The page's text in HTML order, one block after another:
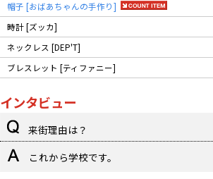
帽子 [おばあちゃんの手作り]
時計 [ズッカ]
ネックレス [DEP'T]
ブレスレット [ティファニー]
インタビュー
来街理由は？
これから学校です。